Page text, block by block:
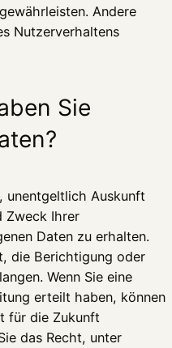
Andere
Nutzerverhaltens
Sie
unentgeltlich Auskunft
Zweck Ihrer
Daten zu erhalten.
die Berichtigung oder
Wenn Sie eine
erteilt haben, können
für die Zukunft
das Recht, unter